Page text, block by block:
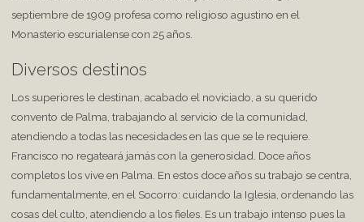
septiembre de 1909 profesa como religioso agustino en el
Monasterio escurialense con 25 años.
Diversos destinos
Los superiores le destinan, acabado el noviciado, a su querido
convento de Palma, trabajando al servicio de la comunidad,
atendiendo a todas las necesidades en las que se le requiere.
Francisco no regateará jamás con la generosidad. Doce años
completos los vive en Palma. En estos doce años su trabajo se centra,
fundamentalmente, en el Socorro: cuidando la Iglesia, ordenando las
cosas del culto, atendiendo a los fieles. Es un trabajo intenso pues la